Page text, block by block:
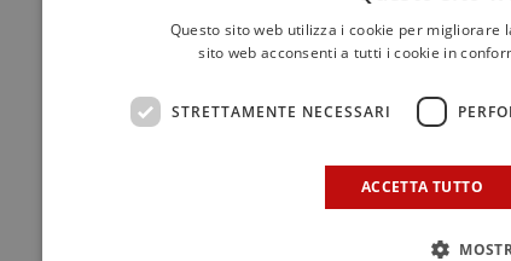
Questo sito web utilizza i cookie per migliorare
sito web acconsenti a tutti i cookie in
STRETTAMENTE NECESSARI
ACCETTA TUTTO